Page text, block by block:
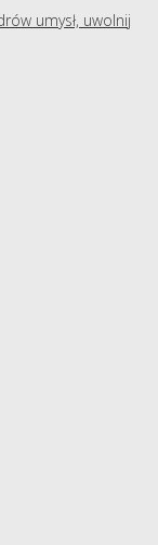
umysł, uwolnij